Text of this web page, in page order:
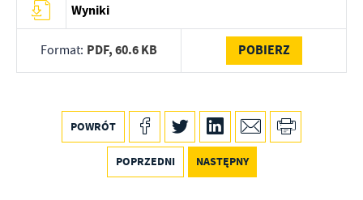
Wyniki
Format: PDF,60.6 KB POBIERZ
POWRÓT
POPRZEDNI NASTĘPNY